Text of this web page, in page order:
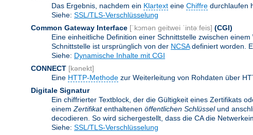
Das Ergebnis, nachdem ein Klartext eine Chiffre durchlaufen
Siehe: SSL/TLS-Verschlüsselung
Common Gateway Interface [ˈkɔmən geitwei ˈintəːfeis] (CGI)
Eine einheitliche Definition einer Schnittstelle zwischen
Schnittstelle ist ursprünglich von der NCSAdefiniert worden.
Siehe: Dynamische Inhalte mit CGI
CONNECT [kənekt]
Eine HTTP-Methode zur Weiterleitung von Rohdaten über
Digitale Signatur
Ein chiffrierter Textblock, der die Gültigkeit eines Zertifikats
einem Zertifikatenthaltenen öffentlichen Schlüsselund
decodieren. So wird sichergestellt, dass die CA die
Siehe: SSL/TLS-Verschlüsselung